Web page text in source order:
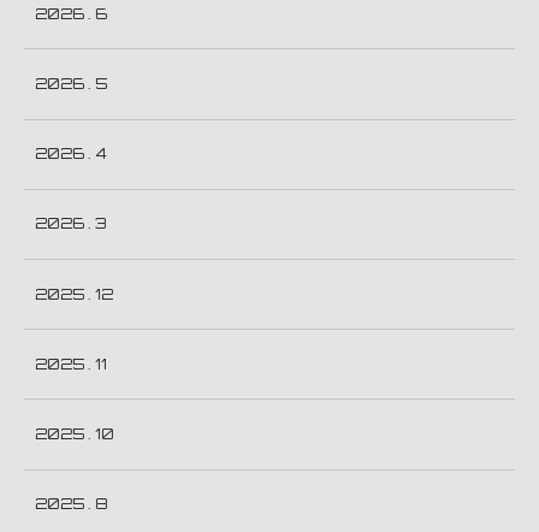
2026 . 6
2026 . 5
2026 . 4
2026 . 3
2025 . 12
2025 . 11
2025 . 10
2025 . 8